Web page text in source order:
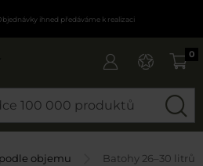
ihned předáváme k realizaci
0
objemu Batohy 26–30 litrů